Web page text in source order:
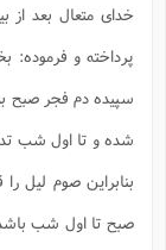
خدای متعال بعد
پرداخته و فرموده:
سپیده دم فجر صبح
شده و تا اول شب
بنابراین صوم لیل
صبح تا اول شب